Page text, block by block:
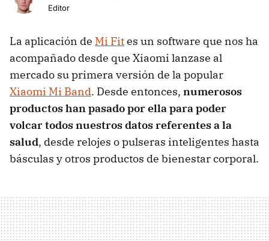
Editor
La aplicación de Mi Fites un software que nos ha
acompañado desde que Xiaomi lanzase al
mercado su primera versión de la popular
Xiaomi Mi Band. Desde entonces, numerosos
productos han pasado por ella para poder
volcar todos nuestros datos referentes a la
salud, desde relojes o pulseras inteligentes hasta
básculas y otros productos de bienestar corporal.